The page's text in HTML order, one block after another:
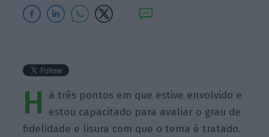
H
á três pontos em que estive envolvido e
estou capacitado para avaliar o grau de
fidelidade e lisura com que o tema é tratado.